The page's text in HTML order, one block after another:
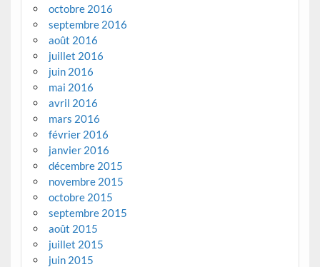
octobre 2016
septembre 2016
août 2016
juillet 2016
juin 2016
mai 2016
avril 2016
mars 2016
février 2016
janvier 2016
décembre 2015
novembre 2015
octobre 2015
septembre 2015
août 2015
juillet 2015
juin 2015